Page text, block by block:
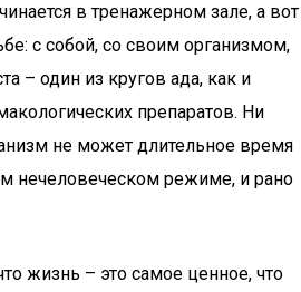
в тренажерном зале, а вот
с собой, со своим организмом,
– один из кругов ада, как и
препаратов. Ни
не может длительное время
нечеловеческом режиме, и рано
жизнь – это самое ценное, что